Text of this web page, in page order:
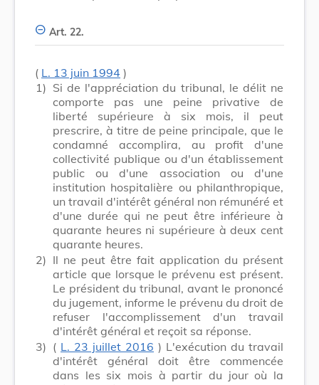
Art. 22.
( L. 13 juin 1994 )
1) Si de l'appréciation du tribunal, le délit ne
comporte pas une peine privative de
liberté supérieure à six mois, il peut
prescrire, à titre de peine principale, que le
condamné accomplira, au profit d'une
collectivité publique ou d'un établissement
public ou d'une association ou d'une
institution hospitalière ou philanthropique,
un travail d'intérêt général non rémunéré et
d'une durée qui ne peut être inférieure à
quarante heures ni supérieure à deux cent
quarante heures.
2) Il ne peut être fait application du présent
article que lorsque le prévenu est présent.
Le président du tribunal, avant le prononcé
du jugement, informe le prévenu du droit de
refuser l'accomplissement d'un travail
d'intérêt général et reçoit sa réponse.
3) ( L. 23 juillet 2016 ) L'exécution du travail
d'intérêt général doit être commencée
dans les six mois à partir du jour où la